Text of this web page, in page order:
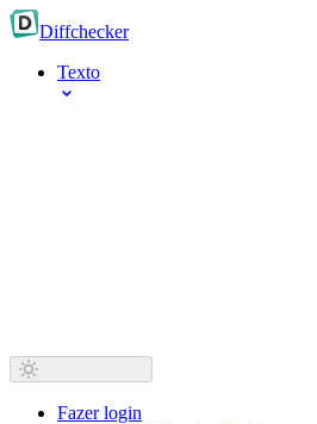
Diffchecker
Texto
Fazer login